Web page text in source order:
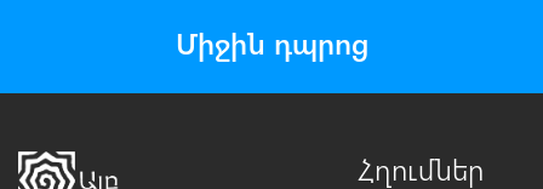
Միջին դպրոց
Հղումներ